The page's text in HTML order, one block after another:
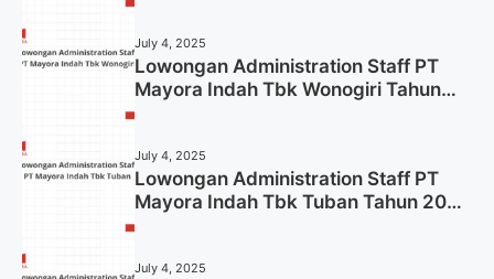
July 4, 2025
Lowongan Administration Staff PT
Mayora Indah Tbk Wonogiri Tahun
July 4, 2025
Lowongan Administration Staff PT
Mayora Indah Tbk Tuban Tahun 2025
July 4, 2025